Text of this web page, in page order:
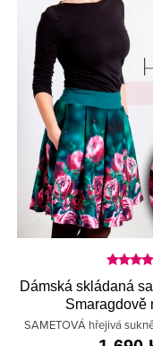
Dámská skládaná
Smaragdově
SAMETOVÁ hřejivá